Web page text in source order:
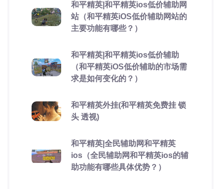
和平精英|和平精英ios低价辅助网
站（和平精英iOS低价辅助网站的
主要功能有哪些？）
和平精英|和平精英ios低价辅助
（和平精英iOS低价辅助的市场需
求是如何变化的？）
和平精英外挂(和平精英免费挂 锁
头 透视)
和平精英|全民辅助网和平精英
ios（全民辅助网和平精英ios的辅
助功能有哪些具体优势？）